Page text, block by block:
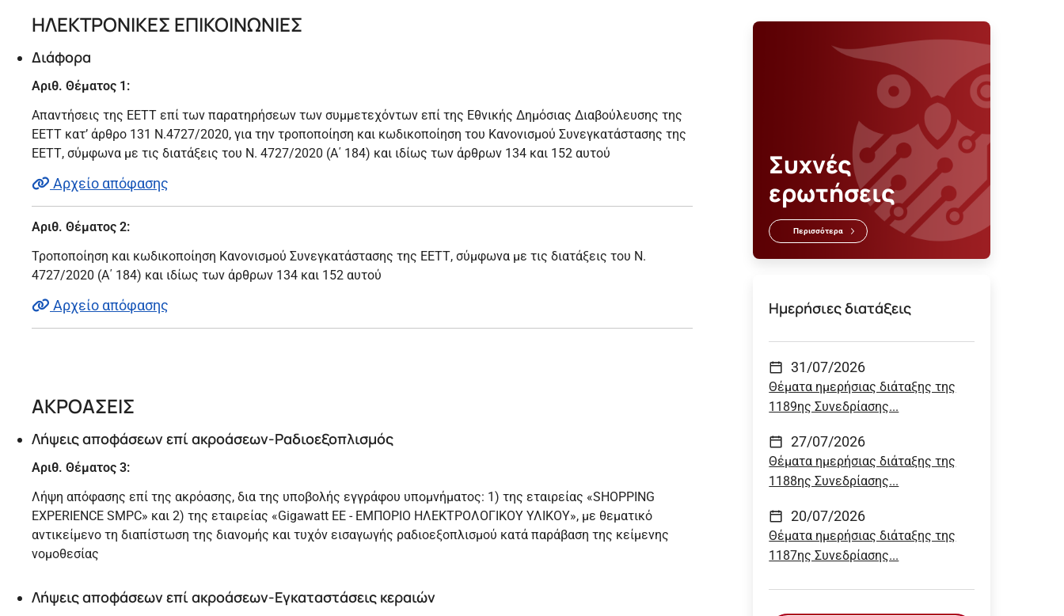
ΗΛΕΚΤΡΟΝΙΚΕΣ ΕΠΙΚΟΙΝΩΝΙΕΣ
Διάφορα
Αριθ. Θέματος 1:
Απαντήσεις της ΕΕΤΤ επί των παρατηρήσεων των συμμετεχόντων επί της Εθνικής Δημόσιας Διαβούλευσης της
ΕΕΤΤ κατ’ άρθρο 131 Ν.4727/2020, για την τροποποίηση και κωδικοποίηση του Κανονισμού Συνεγκατάστασης της
ΕΕΤΤ, σύμφωνα με τις διατάξεις του Ν. 4727/2020 (Α΄ 184) και ιδίως των άρθρων 134 και 152 αυτού
Αρχείο απόφασης
Αριθ. Θέματος 2:
Τροποποίηση και κωδικοποίηση Κανονισμού Συνεγκατάστασης της ΕΕΤΤ, σύμφωνα με τις διατάξεις του Ν.
4727/2020 (Α΄ 184) και ιδίως των άρθρων 134 και 152 αυτού
Αρχείο απόφασης
ΑΚΡΟΑΣΕΙΣ
Λήψεις αποφάσεων επί ακροάσεων-Ραδιοεξοπλισμός
Αριθ. Θέματος 3:
Λήψη απόφασης επί της ακρόασης, δια της υποβολής εγγράφου υπομνήματος: 1) της εταιρείας «SHOPPING
EXPERIENCE SMPC» και 2) της εταιρείας «Gigawatt EE - ΕΜΠΟΡΙΟ ΗΛΕΚΤΡΟΛΟΓΙΚΟΥ ΥΛΙΚΟΥ», με θεματικό
αντικείμενο τη διαπίστωση της διανομής και τυχόν εισαγωγής ραδιοεξοπλισμού κατά παράβαση της κείμενης
νομοθεσίας
Λήψεις αποφάσεων επί ακροάσεων-Εγκαταστάσεις κεραιών
Συχνές
ερωτήσεις
Περισσότερα
Ημερήσιες διατάξεις
31/07/2026
Θέματα ημερήσιας διάταξης της
1189ης Συνεδρίασης...
27/07/2026
Θέματα ημερήσιας διάταξης της
1188ης Συνεδρίασης...
20/07/2026
Θέματα ημερήσιας διάταξης της
1187ης Συνεδρίασης...